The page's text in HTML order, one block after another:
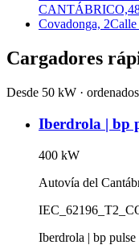
Covadonga, 2Calle
Cargadores
Desde 50 kW ·
Iberdrola | bp
400 kW
Autovía del
Iberdrola | bp pulse